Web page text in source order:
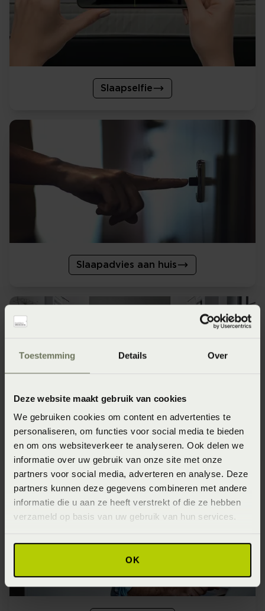
Toestemming Details Over
Deze website maakt gebruik van cookies
We gebruiken cookies om content en advertenties te
personaliseren, om functies voor social media te bieden
en om ons websiteverkeer te analyseren. Ook delen we
informatie over uw gebruik van onze site met onze
partners voor social media, adverteren en analyse. Deze
partners kunnen deze gegevens combineren met andere
informatie die u aan ze heeft verstrekt of die ze hebben
verzameld op basis van uw gebruik van hun services.
OK
Slaapselfie
Slaapadvies aan huis
Bedanalyse